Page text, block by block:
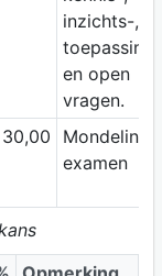
inzichts-,
en open
vragen.
30,00
Mondeling
examen